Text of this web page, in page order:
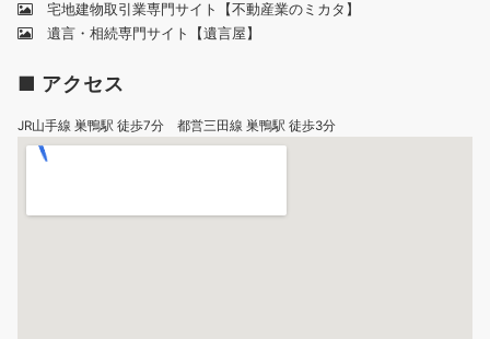
宅地建物取引業専門サイト【不動産業のミカタ】
遺言・相続専門サイト【遺言屋】
■ アクセス
JR山手線 巣鴨駅 徒歩7分 都営三田線 巣鴨駅 徒歩3分